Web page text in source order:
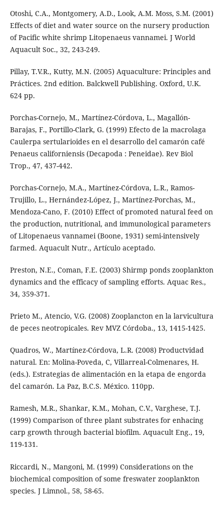
Otoshi, C.A., Montgomery, A.D., Look, A.M. Moss, S.M. (2001)
Effects of diet and water source on the nursery production
of Pacific white shrimp Litopenaeus vannamei. J World
Aquacult Soc., 32, 243-249.
Pillay, T.V.R., Kutty, M.N. (2005) Aquaculture: Principles and
Práctices. 2nd edition. Balckwell Publishing. Oxford, U.K.
624 pp.
Porchas-Cornejo, M., Martínez-Córdova, L., Magallón-
Barajas, F., Portillo-Clark, G. (1999) Efecto de la macrolaga
Caulerpa sertularioides en el desarrollo del camarón café
Penaeus californiensis (Decapoda : Peneidae). Rev Biol
Trop., 47, 437-442.
Porchas-Cornejo, M.A., Martínez-Córdova, L.R., Ramos-
Trujillo, L., Hernández-López, J., Martínez-Porchas, M.,
Mendoza-Cano, F. (2010) Effect of promoted natural feed on
the production, nutritional, and immunological parameters
of Litopenaeus vannamei (Boone, 1931) semi-intensively
farmed. Aquacult Nutr., Artículo aceptado.
Preston, N.E., Coman, F.E. (2003) Shirmp ponds zooplankton
dynamics and the efficacy of sampling efforts. Aquac Res.,
34, 359-371.
Prieto M., Atencio, V.G. (2008) Zooplancton en la larvicultura
de peces neotropicales. Rev MVZ Córdoba., 13, 1415-1425.
Quadros, W., Martínez-Córdova, L.R. (2008) Productvidad
natural. En: Molina-Poveda, C, Villarreal-Colmenares, H.
(eds.). Estrategias de alimentación en la etapa de engorda
del camarón. La Paz, B.C.S. México. 110pp.
Ramesh, M.R., Shankar, K.M., Mohan, C.V., Varghese, T.J.
(1999) Comparison of three plant substrates for enhacing
carp growth through bacterial biofilm. Aquacult Eng., 19,
119-131.
Riccardi, N., Mangoni, M. (1999) Considerations on the
biochemical composition of some freswater zooplankton
species. J Limnol., 58, 58-65.